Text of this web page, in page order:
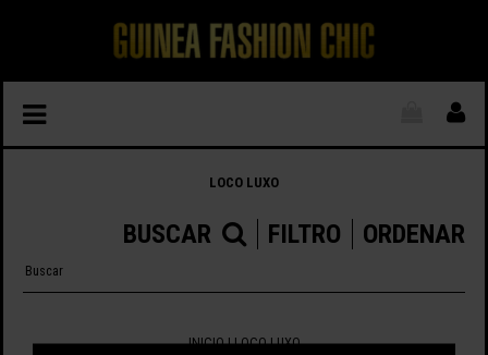
LOCO LUXO
ORDENAR
FILTRO
BUSCAR
INICIO|LOCO LUXO